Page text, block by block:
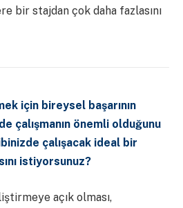
bir stajdan çok daha fazlasını
için bireysel başarının
çalışmanın önemli olduğunu
çalışacak ideal bir
istiyorsunuz?
açık olması,